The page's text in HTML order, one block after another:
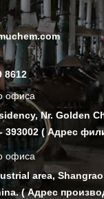
8612
офиса
Nr. Golden
393002 ( Адрес
офиса
area,
( Адрес